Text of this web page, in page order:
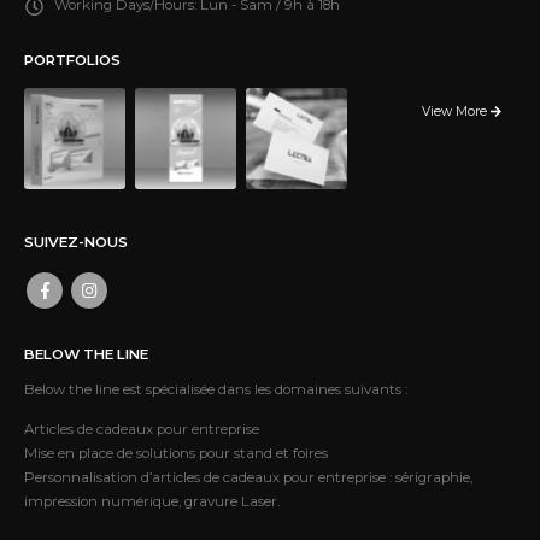
Working Days/Hours: Lun - Sam / 9h à 18h
PORTFOLIOS
View More
SUIVEZ-NOUS
BELOW THE LINE
Below the line est spécialisée dans les domaines suivants :
Articles de cadeaux pour entreprise
Mise en place de solutions pour stand et foires
Personnalisation d’articles de cadeaux pour entreprise : sérigraphie,
impression numérique, gravure Laser.